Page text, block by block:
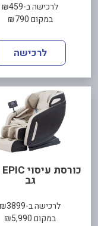
לרכישה ב-₪459
במקום ₪790
לרכישה
גב
לרכישה ב-₪3899
במקום ₪5,990